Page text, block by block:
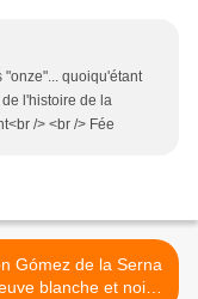
quoiqu'étant
l'histoire de la
/> <br /> Fée
Gómez de la Serna
blanche et noire